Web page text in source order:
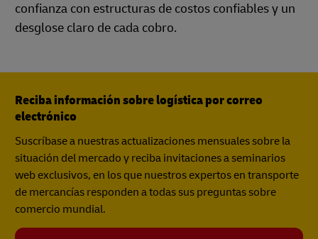
confianza con estructuras de costos confiables y un
desglose claro de cada cobro.
Reciba información sobre logística por correo
electrónico
Suscríbase a nuestras actualizaciones mensuales sobre la
situación del mercado y reciba invitaciones a seminarios
web exclusivos, en los que nuestros expertos en transporte
de mercancías responden a todas sus preguntas sobre
comercio mundial.